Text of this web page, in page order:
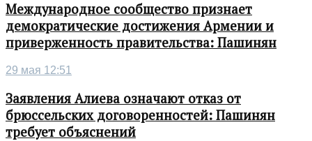
Международное сообщество признает
демократические достижения Армении и
приверженность правительства: Пашинян
29 мая 12:51
Заявления Алиева означают отказ от
брюссельских договоренностей: Пашинян
требует объяснений